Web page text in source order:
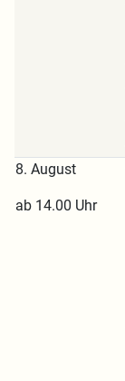
8. August
ab 14.00 Uhr